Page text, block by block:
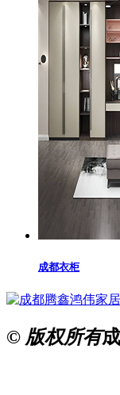
成都衣柜
© 版权所有